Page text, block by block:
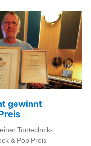
gewinnt
Tontechnik-
& Pop Preis